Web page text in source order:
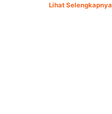
Lihat Selengkapnya